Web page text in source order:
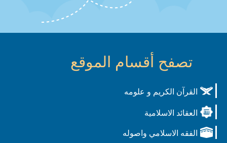
تصفح أقسام الموقع
القرآن الكريم و علومه
العقائد الاسلامية
الفقه الاسلامي واصوله